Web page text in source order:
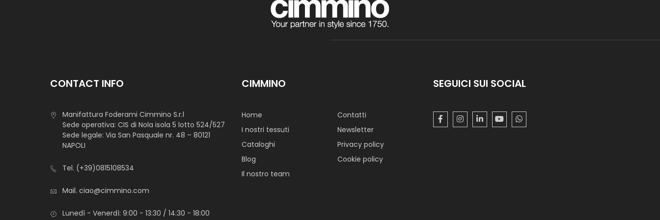
CONTACT INFO
Manifattura Foderami Cimmino S.r.l
Sede operativa: CIS di Nola isola 5 lotto 524/527
Sede legale: Via San Pasquale nr. 48 – 80121
NAPOLI
Tel. (+39)0815108534
Mail. ciao@cimmino.com
Lunedì - Venerdì: 9:00 - 13:30 / 14:30 - 18:00
CIMMINO
Home
I nostri tessuti
Cataloghi
Blog
Il nostro team
Contatti
Newsletter
Privacy policy
Cookie policy
SEGUICI SUI SOCIAL